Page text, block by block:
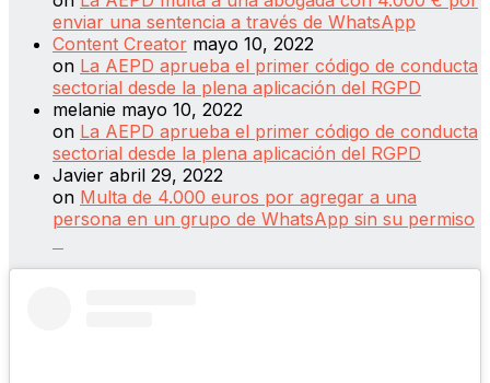
enviar una sentencia a través de WhatsApp
Content Creator mayo 10, 2022
on La AEPD aprueba el primer código de conducta
sectorial desde la plena aplicación del RGPD
melanie mayo 10, 2022
on La AEPD aprueba el primer código de conducta
sectorial desde la plena aplicación del RGPD
Javier abril 29, 2022
on Multa de 4.000 euros por agregar a una
persona en un grupo de WhatsApp sin su permiso